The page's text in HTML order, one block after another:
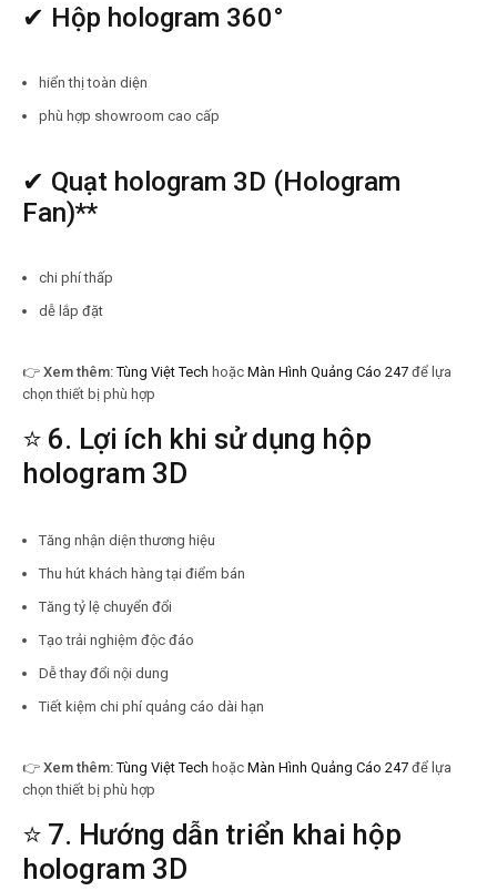
✔ Hộp hologram 360°
hiển thị toàn diện
phù hợp showroom cao cấp
✔ Quạt hologram 3D (Hologram
Fan)**
chi phí thấp
dễ lắp đặt
👉 Xem thêm: Tùng Việt Tech hoặc Màn Hình Quảng Cáo 247 để lựa
chọn thiết bị phù hợp
⭐ 6. Lợi ích khi sử dụng hộp
hologram 3D
Tăng nhận diện thương hiệu
Thu hút khách hàng tại điểm bán
Tăng tỷ lệ chuyển đổi
Tạo trải nghiệm độc đáo
Dễ thay đổi nội dung
Tiết kiệm chi phí quảng cáo dài hạn
👉 Xem thêm: Tùng Việt Tech hoặc Màn Hình Quảng Cáo 247 để lựa
chọn thiết bị phù hợp
⭐ 7. Hướng dẫn triển khai hộp
hologram 3D